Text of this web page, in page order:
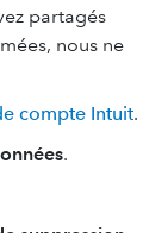
partagés
nous ne
compte Intuit.
.